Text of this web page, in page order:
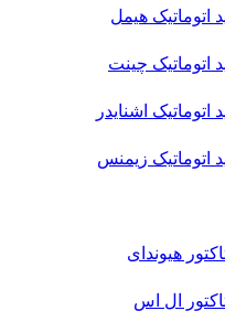
اتوماتیک هیمل
اتوماتیک چینت
اشنایدر
اتوماتیک زیمنس
هیوندای
ال اس